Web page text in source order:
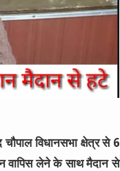
विधानसभा क्षेत्र से 6
वापिस लेने के साथ मैदान से